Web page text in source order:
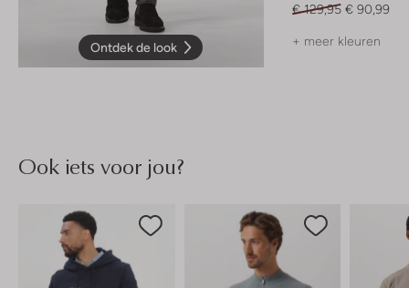
Ontdek de look
€ 129,95 € 90,99
+ meer kleuren
Ook iets voor jou?